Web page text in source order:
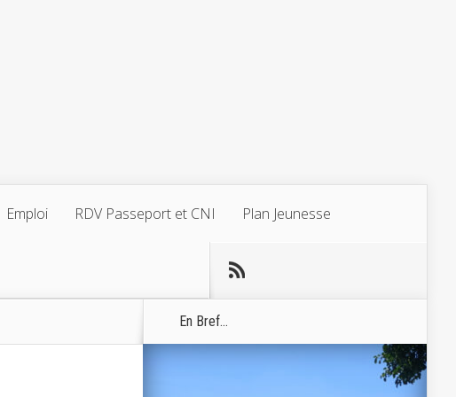
Emploi RDV Passeport et CNI Plan Jeunesse
En Bref...